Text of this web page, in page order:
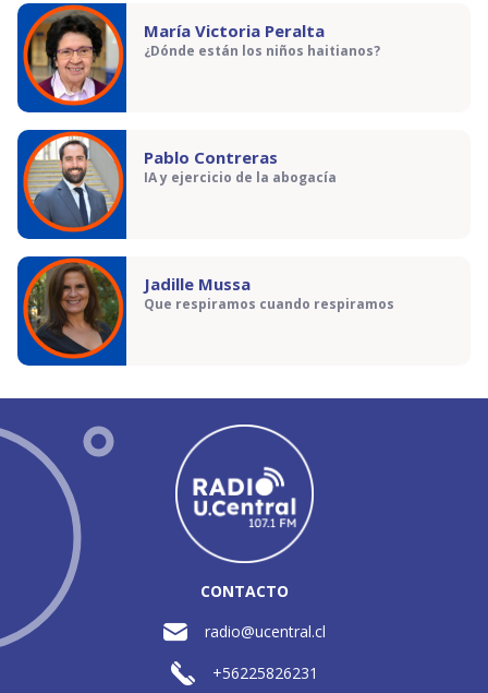
María Victoria Peralta
¿Dónde están los niños haitianos?
Pablo Contreras
IA y ejercicio de la abogacía
Jadille Mussa
Que respiramos cuando respiramos
CONTACTO
radio@ucentral.cl
+56225826231